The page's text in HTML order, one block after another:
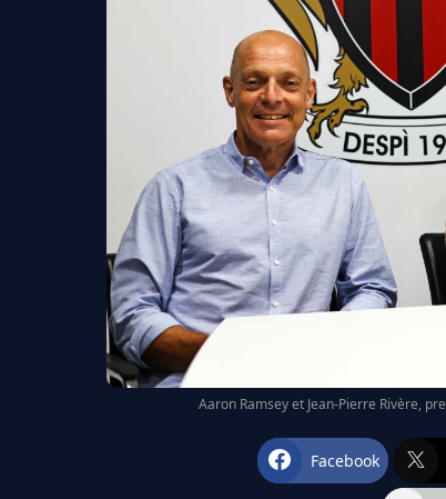
Aaron Ramsey et Jean-Pierre Rivère,
Facebook